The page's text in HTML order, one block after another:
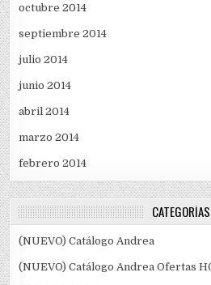
octubre 2014
septiembre 2014
julio 2014
junio 2014
abril 2014
marzo 2014
febrero 2014
CATEGORÍAS
(NUEVO) Catálogo Andrea
(NUEVO) Catálogo Andrea Ofertas